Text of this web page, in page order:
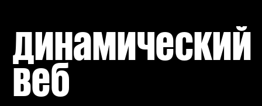
динамический
веб